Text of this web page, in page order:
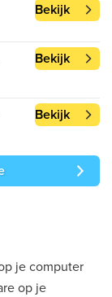
Bekijk
Bekijk
Bekijk
je computer
op je